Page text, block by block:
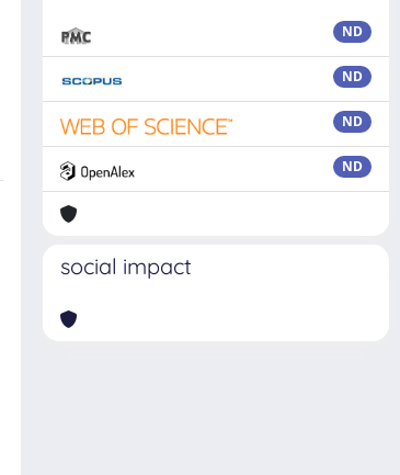
ND
ND
ND
ND
social impact